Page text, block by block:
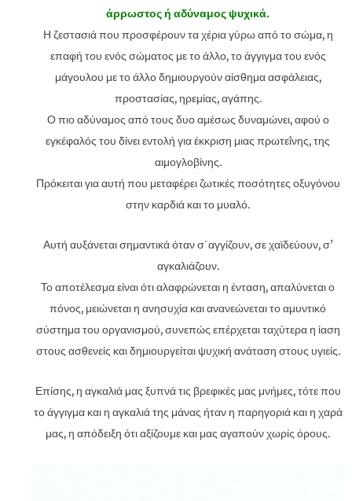
άρρωστος ή αδύναμος ψυχικά.
Η ζεστασιά που προσφέρουν τα χέρια γύρω από το σώμα, η
επαφή του ενός σώματος με το άλλο, το άγγιγμα του ενός
μάγουλου με το άλλο δημιουργούν αίσθημα ασφάλειας,
προστασίας, ηρεμίας, αγάπης.
Ο πιο αδύναμος από τους δυο αμέσως δυναμώνει, αφού ο
εγκέφαλός του δίνει εντολή για έκκριση μιας πρωτεΐνης, της
αιμογλοβίνης.
Πρόκειται για αυτή που μεταφέρει ζωτικές ποσότητες οξυγόνου
στην καρδιά και το μυαλό.
Αυτή αυξάνεται σημαντικά όταν σ΄αγγίζουν, σε χαϊδεύουν, σ’
αγκαλιάζουν.
Το αποτέλεσμα είναι ότι αλαφρώνεται η ένταση, απαλύνεται ο
πόνος, μειώνεται η ανησυχία και ανανεώνεται το αμυντικό
σύστημα του οργανισμού, συνεπώς επέρχεται ταχύτερα η ίαση
στους ασθενείς και δημιουργείται ψυχική ανάταση στους υγιείς.
Επίσης, η αγκαλιά μας ξυπνά τις βρεφικές μας μνήμες, τότε που
το άγγιγμα και η αγκαλιά της μάνας ήταν η παρηγοριά και η χαρά
μας, η απόδειξη ότι αξίζουμε και μας αγαπούν χωρίς όρους.